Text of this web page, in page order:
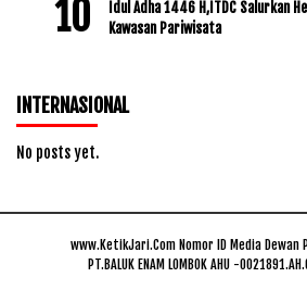
Idul Adha 1446 H,ITDC Salurkan
Kawasan Pariwisata
INTERNASIONAL
No posts yet.
www.KetikJari.Com Nomor ID Media Dewan
PT.BALUK ENAM LOMBOK AHU -